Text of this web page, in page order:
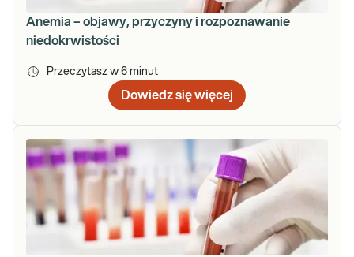
Anemia – objawy, przyczyny i rozpoznawanie
niedokrwistości
Przeczytasz w 6 minut
Dowiedz się więcej